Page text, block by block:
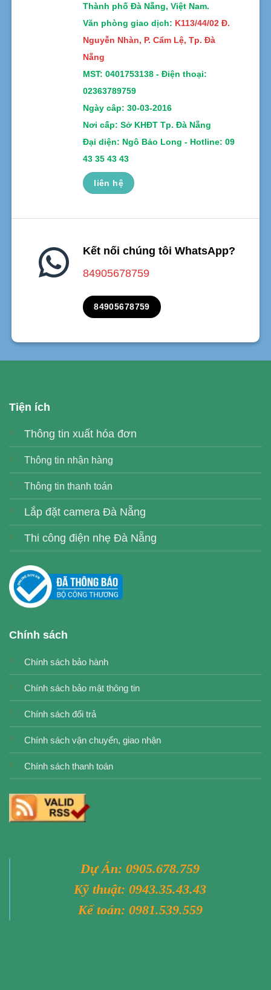
Thành phố Đà Nẵng, Việt Nam.
Văn phòng giao dịch: K113/44/02 Đ.
Nguyễn Nhàn, P. Cẩm Lệ, Tp. Đà
Nẵng
MST: 0401753138 - Điện thoại:
02363789759
Ngày câp: 30-03-2016
Nơi cấp: Sở KHĐT Tp. Đà Nẵng
Đại diện: Ngô Bảo Long - Hotline: 09
43 35 43 43
liên hệ
Kết nối chúng tôi WhatsApp?
84905678759
84905678759
Tiện ích
Thông tin xuất hóa đơn
Thông tin nhận hàng
Thông tin thanh toán
Lắp đặt camera Đà Nẵng
Thi công điện nhẹ Đà Nẵng
Chính sách
Chính sách bảo hành
Chính sách bảo mật thông tin
Chính sách đổi trả
Chính sách vận chuyển, giao nhận
Chính sách thanh toán
Dự Án: 0905.678.759
Kỹ thuật: 0943.35.43.43
Kế toán: 0981.539.559